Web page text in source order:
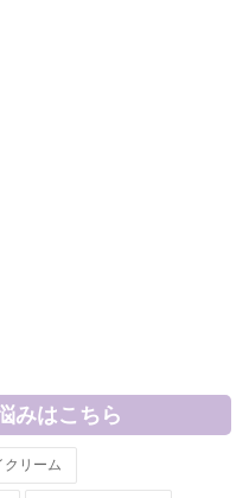
みはこちら
クリーム